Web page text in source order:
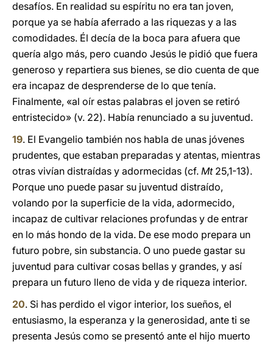
desafíos. En realidad su espíritu no era tan joven,
porque ya se había aferrado a las riquezas y a las
comodidades. Él decía de la boca para afuera que
quería algo más, pero cuando Jesús le pidió que fuera
generoso y repartiera sus bienes, se dio cuenta de que
era incapaz de desprenderse de lo que tenía.
Finalmente, «al oír estas palabras el joven se retiró
entristecido» (v. 22). Había renunciado a su juventud.
19. El Evangelio también nos habla de unas jóvenes
prudentes, que estaban preparadas y atentas, mientras
otras vivían distraídas y adormecidas (cf. Mt25,1-13).
Porque uno puede pasar su juventud distraído,
volando por la superficie de la vida, adormecido,
incapaz de cultivar relaciones profundas y de entrar
en lo más hondo de la vida. De ese modo prepara un
futuro pobre, sin substancia. O uno puede gastar su
juventud para cultivar cosas bellas y grandes, y así
prepara un futuro lleno de vida y de riqueza interior.
20. Si has perdido el vigor interior, los sueños, el
entusiasmo, la esperanza y la generosidad, ante ti se
presenta Jesús como se presentó ante el hijo muerto